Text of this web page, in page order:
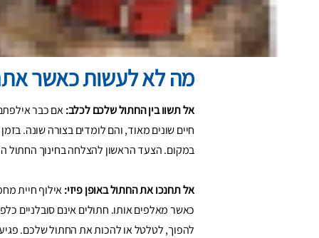
חשוב לדעת מה לעשות ומה לא לעשות בחינוך
לתקן את ההתנהגות השלילית שלו. אחרי הכל,
מה לא לעשות כאשר
אל תשוו בין החתול שלכם לכלב:אם כבר
חיים שונים מאוד, והם לומדים בצורה שונה.
במקום. הצעד הראשון להצלחה בחינוך החתול
אל תחנכו את החתול באופן פיזי:אילוף חיית
כאשר מאלפים אותו. חתולים אינם סובלניים
להפוך, לטלטל או להכות את החתול שלכם.